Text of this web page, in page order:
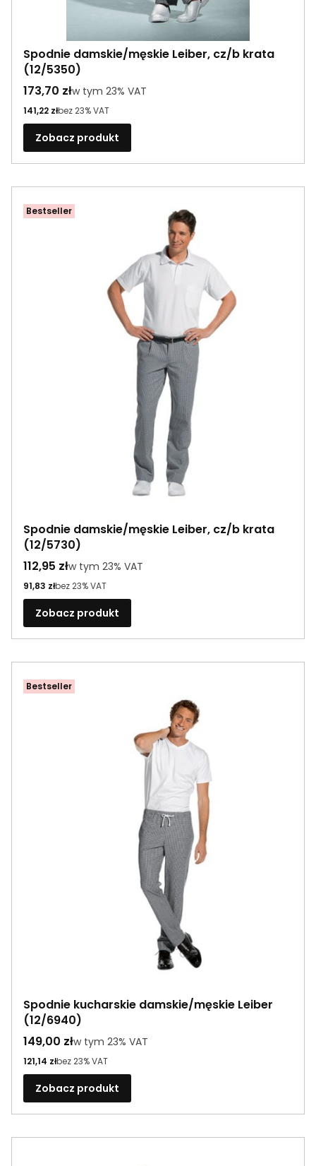
Spodnie damskie/męskie Leiber, cz/b krata
(12/5350)
Cena brutto
173,70 złw tym %s VAT
w tym 23% VAT
Cena netto
141,22 złbez 23% VAT
Zobacz produkt
Bestseller
Spodnie damskie/męskie Leiber, cz/b krata
(12/5730)
Cena brutto
112,95 złw tym %s VAT
w tym 23% VAT
Cena netto
91,83 złbez 23% VAT
Zobacz produkt
Bestseller
Spodnie kucharskie damskie/męskie Leiber
(12/6940)
Cena brutto
149,00 złw tym %s VAT
w tym 23% VAT
Cena netto
121,14 złbez 23% VAT
Zobacz produkt